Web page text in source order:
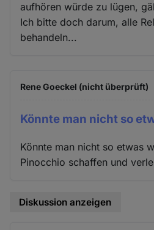
aufhören würde zu lügen,
Ich bitte doch darum, alle
behandeln...
Rene Goeckel (nicht überprüft)
Könnte man nicht so
Könnte man nicht so etwas
Pinocchio schaffen und
Diskussion anzeigen